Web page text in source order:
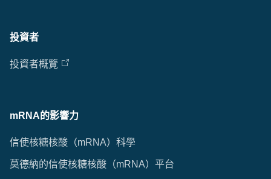
投資者
投資者概覽
mRNA的影響力
信使核糖核酸（mRNA）科學
莫德納的信使核糖核酸（mRNA）平台